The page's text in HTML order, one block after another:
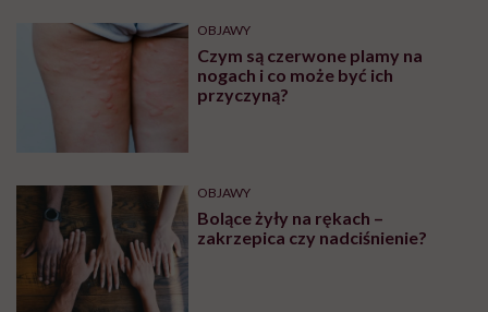
OBJAWY
Czym są czerwone plamy na
nogach i co może być ich
przyczyną?
OBJAWY
Bolące żyły na rękach –
zakrzepica czy nadciśnienie?